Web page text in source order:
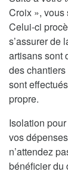
Croix », vous
Celui-ci
s’assurer de
artisans sont
des
sont
propre.
Isolation
vos
n’attendez
bénéficier du